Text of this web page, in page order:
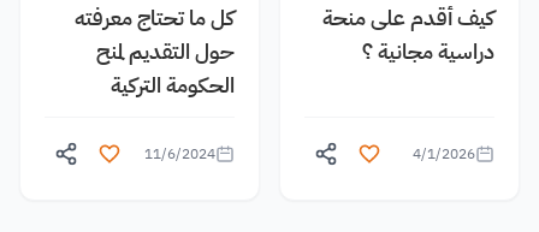
كيف أقدم على منحة
دراسية مجانية ؟
4/1/2026
كل ما تحتاج معرفته
حول التقديم لمنح
الحكومة التركية
11/6/2024